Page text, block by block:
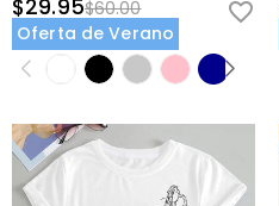
$29.95$60.00
Oferta de Verano